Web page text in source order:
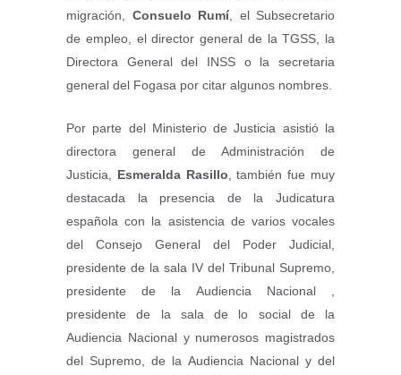
migración, Consuelo Rumí, el Subsecretario
de empleo, el director general de la TGSS, la
Directora General del INSS o la secretaria
general del Fogasa por citar algunos nombres.
Por parte del Ministerio de Justicia asistió la
directora general de Administración de
Justicia, Esmeralda Rasillo , también fue muy
destacada la presencia de la Judicatura
española con la asistencia de varios vocales
del Consejo General del Poder Judicial,
presidente de la sala IV del Tribunal Supremo,
presidente de la Audiencia Nacional ,
presidente de la sala de lo social de la
Audiencia Nacional y numerosos magistrados
del Supremo, de la Audiencia Nacional y del